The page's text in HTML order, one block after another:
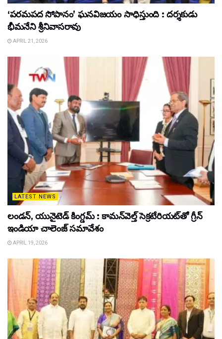
‘పరమపద సోపానం’ ఘనవిజయం సాధిస్తుంది : దర్శకుడు
భీమనేని శ్రీనివాసరావు
APRIL 21, 2026
LATEST NEWS
లండన్, యునైటెడ్ కింగ్డమ్ : కామన్‌వెల్త్ సెక్రటేరియట్‌తో గ్రీన్
ఇండియా చాలెంజ్ సమావేశం
APRIL 19, 2026